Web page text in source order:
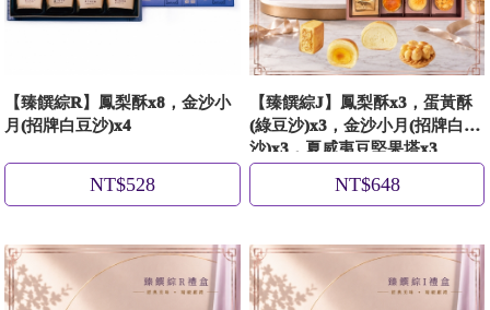
【臻饌綜R】鳳梨酥x8，金沙小
月(招牌白豆沙)x4
NT$528
【臻饌綜J】鳳梨酥x3，蛋黃酥
(綠豆沙)x3，金沙小月(招牌白豆
沙)x3，夏威夷豆堅果塔x3
NT$648